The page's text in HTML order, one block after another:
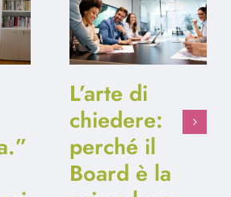
L’arte di
chiedere:
perché il
Board è la